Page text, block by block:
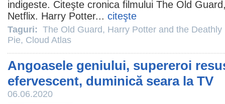
indigeste. Citeşte cronica filmului The Old Guard
Netflix. Harry Potter... citeşte
Taguri: The Old Guard, Harry Potter and the
Pie, Cloud Atlas
Angoasele geniului, supereroi
efervescent, duminică seara la TV
06.06.2020